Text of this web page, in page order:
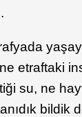
etraftaki
su, ne
bildik